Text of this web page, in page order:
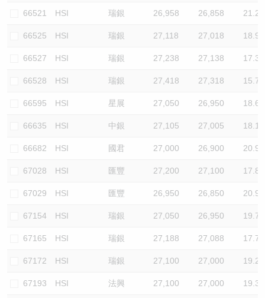
66521 HSI 瑞銀 26,958 26,858 21.2
66525 HSI 瑞銀 27,118 27,018 18.9
66527 HSI 瑞銀 27,238 27,138 17.3
66528 HSI 瑞銀 27,418 27,318 15.7
66595 HSI 星展 27,050 26,950 18.6
66635 HSI 中銀 27,105 27,005 18.1
66682 HSI 國君 27,000 26,900 20.9
67028 HSI 匯豐 27,200 27,100 17.8
67029 HSI 匯豐 26,950 26,850 20.9
67154 HSI 瑞銀 27,050 26,950 19.7
67165 HSI 瑞銀 27,188 27,088 17.7
67172 HSI 瑞銀 27,100 27,000 19.2
67193 HSI 法興 27,100 27,000 19.3